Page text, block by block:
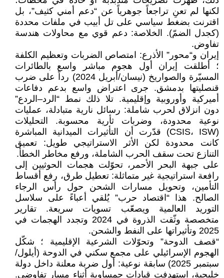
لكنها لم تعنِ تراجعاً جوهرياً عن “دعم أمني كثيف”، بل
اقترنت بضغط سياسي على تل أبيب في ملفات محددة
(كجدل الضمّ). الخلاصة: دعم قوي مع محاولات هندسة
تفاوض.
إيران و“محور” الأذرع: امتصاص الضربات وتعظيم الكلفة
؛ أطلقت إيران أول هجوم مباشر واسع بالطائرات
المسيّرة والصواريخ (نيسان/أبريل 2024) رداً على ضرب
قنصليتها بدمشق. جرى اعتراض واسع بدعم دفاعات
أميركية وأوروبية وإقليمية. تلا ذلك نمط “الرد–الردع”
دون انزلاق لحرب شاملة: رسائل نارية متبادلة، عمليات
نوعية محدودة، وضربات ثأرية محسوبة. التحليلات
(CSIS، ISW) قدّرت أن التأثيرات الميدانية المباشرة
كانت محدودة لكن الأثر الاستراتيجي طويل: تعميق
التنازع تحت سقف الحرب الشاملة، ورفع مخاطر الخطأ.
على جبهة البحر الأحمر، تحوّلت هجمات الحوثيين إلى
رافعة استراتيجية غير متماثلة: تعطيل طرق، رفع أقساط
التأمين، وتحويل مسارات الشحن حول رأس الرجاء
الصالح. هذا “اقتصاد حرب” يُلقي أعباءً على سلاسل
التوريد العالمية ويصعّب تسويات سريعة. تقارير
متخصصة وثّقت الذروة في 2024 وتجدد الهجمات في
2025 وتأثيراتها على النفط والشحن.
“قصف الدوحة” وتحوّلات الشرعية الإقليمية ؛ شكّل
الهجوم الإسرائيلي على مجمع سكني في الدوحة (أيلول/
سبتمبر 2025) سابقة نوعية: أول ضربة معلنة داخل دولة
خليجية، استهدفت قيادات حمساوية أثناء مسار تفاوضي.